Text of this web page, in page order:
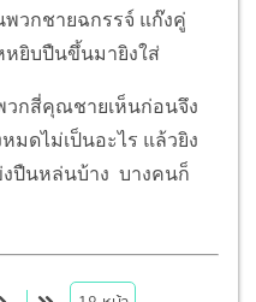
วกชายฉกรรจ์ แก๊งคู่
หยิบปืนขึ้นมายิงใส่
วกสี่คุณชายเห็นก่อนจึง
มดไม่เป็นอะไร แล้วยิง
ปืนหล่นบ้าง บางคนก็